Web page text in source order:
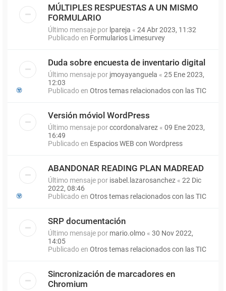
MÚLTIPLES RESPUESTAS A UN MISMO
FORMULARIO
Último mensaje por lpareja « 24 Abr 2023, 11:32
Publicado en Formularios Limesurvey
Duda sobre encuesta de inventario digital
Último mensaje por jmoyayanguela « 25 Ene 2023,
12:03
Publicado en Otros temas relacionados con las TIC
Versión móviol WordPress
Último mensaje porccordonalvarez « 09 Ene 2023,
16:49
Publicado en Espacios WEB con Wordpress
ABANDONAR READING PLAN MADREAD
Último mensaje por isabel.lazarosanchez « 22 Dic
2022, 08:46
Publicado en Otros temas relacionados con las TIC
SRP documentación
Último mensaje por mario.olmo « 30 Nov 2022,
14:05
Publicado en Otros temas relacionados con las TIC
Sincronización de marcadores en
Chromium